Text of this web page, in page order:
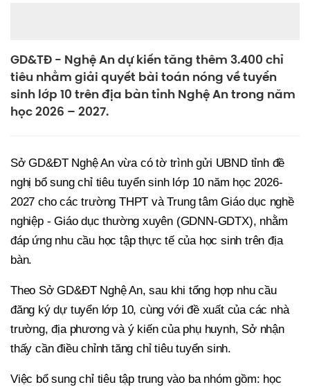
GD&TĐ - Nghệ An dự kiến tăng thêm 3.400 chỉ
tiêu nhằm giải quyết bài toán nóng về tuyển
sinh lớp 10 trên địa bàn tỉnh Nghệ An trong năm
học 2026 – 2027.
Sở GD&ĐT Nghệ An vừa có tờ trình gửi UBND tỉnh đề
nghị bổ sung chỉ tiêu tuyển sinh lớp 10 năm học 2026-
2027 cho các trường THPT và Trung tâm Giáo dục nghề
nghiệp - Giáo dục thường xuyên (GDNN-GDTX), nhằm
đáp ứng nhu cầu học tập thực tế của học sinh trên địa
bàn.
Theo Sở GD&ĐT Nghệ An, sau khi tổng hợp nhu cầu
đăng ký dự tuyển lớp 10, cùng với đề xuất của các nhà
trường, địa phương và ý kiến của phụ huynh, Sở nhận
thấy cần điều chỉnh tăng chỉ tiêu tuyển sinh.
Việc bổ sung chỉ tiêu tập trung vào ba nhóm gồm: học